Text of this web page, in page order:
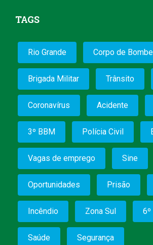
TAGS
Rio Grande Corpo de
Brigada Militar Trânsito
Coronavírus Acidente
3º BBM Polícia Civil
Vagas de emprego Sine
Oportunidades Prisão
Incêndio Zona Sul
Saúde Segurança